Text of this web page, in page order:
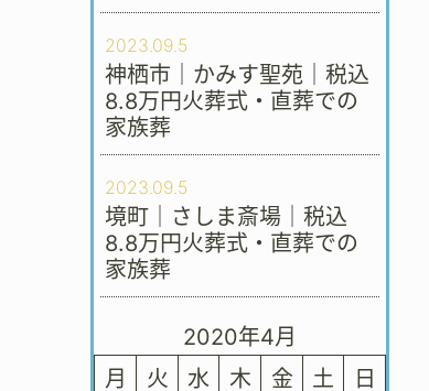
2023.09.5
神栖市｜かみす聖苑｜税込
8.8万円火葬式・直葬での
家族葬
2023.09.5
境町｜さしま斎場｜税込
8.8万円火葬式・直葬での
家族葬
2020年4月
月
火 水 木 金 土
日